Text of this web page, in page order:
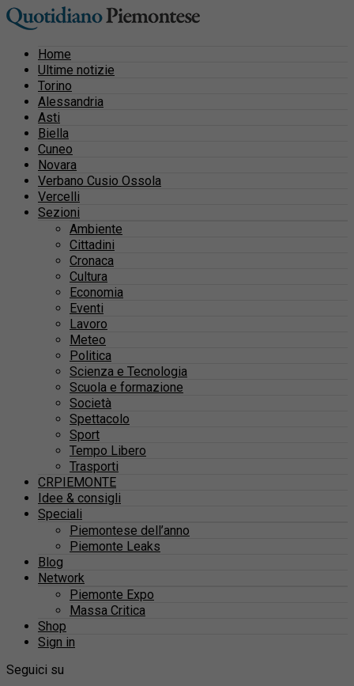
Home
Ultime notizie
Torino
Alessandria
Asti
Biella
Cuneo
Novara
Verbano Cusio Ossola
Vercelli
Sezioni
Ambiente
Cittadini
Cronaca
Cultura
Economia
Eventi
Lavoro
Meteo
Politica
Scienza e Tecnologia
Scuola e formazione
Società
Spettacolo
Sport
Tempo Libero
Trasporti
CRPIEMONTE
Idee & consigli
Speciali
Piemontese dell’anno
Piemonte Leaks
Blog
Network
Piemonte Expo
Massa Critica
Shop
Sign in
Seguici su